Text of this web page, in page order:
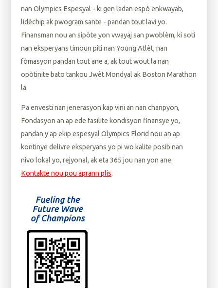
nan Olympics Espesyal - ki gen ladan espò enkwayab,
lidèchip ak pwogram sante - pandan tout lavi yo.
Finansman nou an sipòte yon vwayaj san pwoblèm, ki soti
nan eksperyans timoun piti nan Young Atlèt, nan
fòmasyon pandan tout ane a, ak tout wout la nan
opòtinite bato tankou Jwèt Mondyal ak Boston Marathon
la.
Pa envesti nan jenerasyon kap vini an nan chanpyon,
Fondasyon an ap ede fasilite kondisyon finansye yo,
pandan y ap ekip espesyal Olympics Florid nou an ap
kontinye delivre eksperyans yo pi wo kalite posib nan
nivo lokal yo, rejyonal, ak eta 365 jou nan yon ane.
Kontakte nou pou aprann plis.